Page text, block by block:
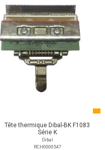
Tête thermique Dibal-BK F1083
Série K
Dibal
RCH0000547